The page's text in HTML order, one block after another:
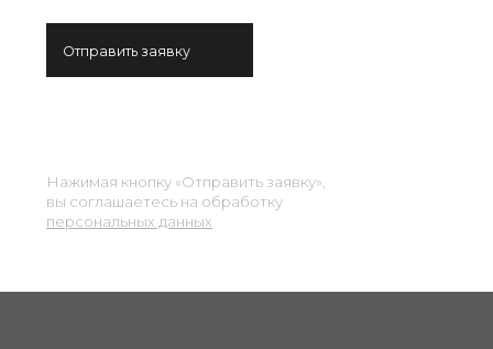
Отправить заявку
Нажимая кнопку «Отправить заявку»,
вы соглашаетесь на обработку
персональных данных